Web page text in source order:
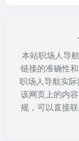
本站职场人导
链接的准确性
职场人导航实
该网页上的内
规，可以直接